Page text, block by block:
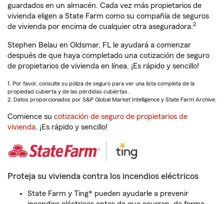
guardados en un almacén. Cada vez más propietarios de
vivienda eligen a State Farm como su compañía de seguros
de vivienda por encima de cualquier otra aseguradora.2
Stephen Belau en Oldsmar, FL le ayudará a comenzar
después de que haya completado una cotización de seguro
de propietarios de vivienda en línea. ¡Es rápido y sencillo!
1. Por favor, consulte su póliza de seguro para ver una lista completa de la
propiedad cubierta y de las pérdidas cubiertas.
2. Datos proporcionados por S&P Global Market Intelligence y State Farm Archive.
Comience su cotización de seguro de propietarios de
vivienda. ¡Es rápido y sencillo!
Proteja su vivienda contra los incendios eléctricos
State Farm y Ting* pueden ayudarle a prevenir